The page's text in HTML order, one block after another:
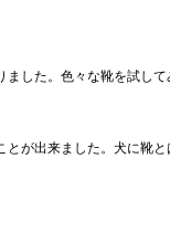
した。色々な靴を試
出来ました。犬に靴